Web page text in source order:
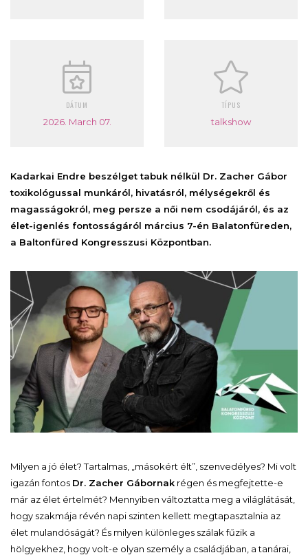
DÁTUM
2026. March 07.
TÍPUS
talkshow
Kadarkai Endre beszélget tabuk nélkül Dr. Zacher Gábor
toxikológussal munkáról, hivatásról, mélységekről és
magasságokról, meg persze a női nem csodájáról, és az
élet-igenlés fontosságáról március 7-én Balatonfüreden,
a Baltonfüred Kongresszusi Központban.
Milyen a jó élet? Tartalmas, „másokért élt”, szenvedélyes? Mi volt
igazán fontos Dr. Zacher Gábornak régen és megfejtette-e
már az élet értelmét? Mennyiben változtatta meg a világlátását,
hogy szakmája révén napi szinten kellett megtapasztalnia az
élet mulandóságát? És milyen különleges szálak fűzik a
hölgyekhez, hogy volt-e olyan személy a családjában, a tanárai,